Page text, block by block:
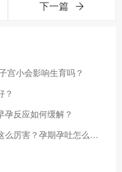
下一篇
宫小会影响生育吗？
？
反应如何缓解？
一胎怀孕不孕吐二胎为什么孕吐这么厉害？孕期孕吐怎么办？